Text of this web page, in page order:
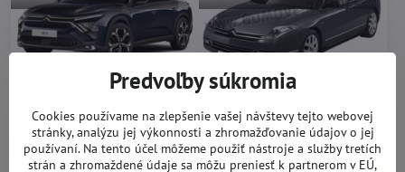
Citroen C8 2002-2010 Citroen DS3 2010-2019
Predvoľby súkromia
Cookies používame na zlepšenie vašej návštevy tejto webovej
stránky, analýzu jej výkonnosti a zhromažďovanie údajov o jej
používaní. Na tento účel môžeme použiť nástroje a služby tretích
strán a zhromaždené údaje sa môžu preniesť k partnerom v EÚ,